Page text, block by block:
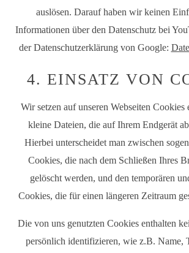
auslösen. Darauf haben wir keinen
Informationen über den Datenschutz bei
der Datenschutzerklärung von Google:
4. EINSATZ VON
Wir setzen auf unseren Webseiten Cookies
kleine Dateien, die auf Ihrem Endgerät
Hierbei unterscheidet man zwischen
Cookies, die nach dem Schließen Ihres
gelöscht werden, und den temporären
Cookies, die für einen längeren Zeitraum
Die von uns genutzten Cookies enthalten
persönlich identifizieren, wie z.B. Name,